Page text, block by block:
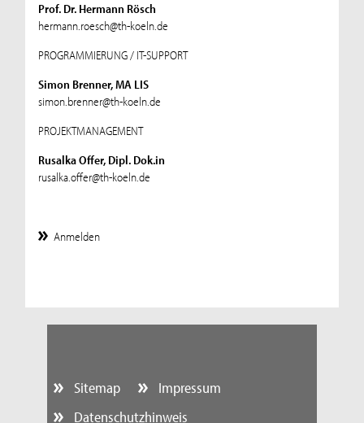
Prof. Dr. Hermann Rösch
hermann.roesch@th-koeln.de
PROGRAMMIERUNG / IT-SUPPORT
Simon Brenner, MA LIS
simon.brenner@th-koeln.de
PROJEKTMANAGEMENT
Rusalka Offer, Dipl. Dok.in
rusalka.offer@th-koeln.de
Anmelden
Sitemap
Impressum
Datenschutzhinweis